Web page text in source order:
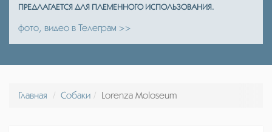
ПРЕДЛАГАЕТСЯ ДЛЯ ПЛЕМЕННОГО ИСПОЛЬЗОВАНИЯ.
фото, видео в Телеграм >>
Главная Собаки Lorenza Moloseum